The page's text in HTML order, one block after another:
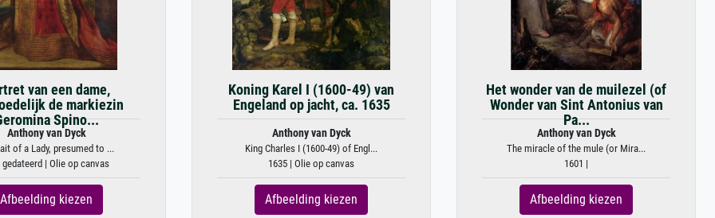
van een dame,
de markiezin
Spino...
Anthony van Dyck
of a Lady, presumed to ...
| Olie op canvas
Afbeelding kiezen
Koning Karel I (1600-49) van
Engeland op jacht, ca. 1635
Anthony van Dyck
King Charles I (1600-49) of Engl...
1635 | Olie op canvas
Afbeelding kiezen
Het wonder van de muilezel (of
Wonder van Sint Antonius van
Pa...
Anthony van Dyck
The miracle of the mule (or Mira...
1601 |
Afbeelding kiezen